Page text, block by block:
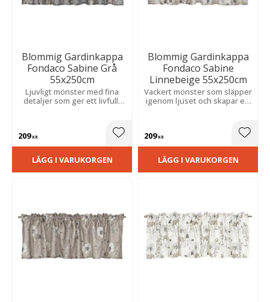
Blommig Gardinkappa
Fondaco Sabine Grå
55x250cm
Ljuvligt mönster med fina
detaljer som ger ett livfullt
209KR Lägg till i favoriter
LÄGG I VARUKORGEN
Blommig Gardinkappa
Fondaco Sabine
Linnebeige 55x250cm
Vackert mönster som släpper
igenom ljuset och skapar ett
209KR
LÄGG I VARUKORGEN